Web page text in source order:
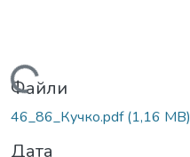
Вантажиться...
Файли
46_86_Кучко.pdf(1,16 MB)
Дата